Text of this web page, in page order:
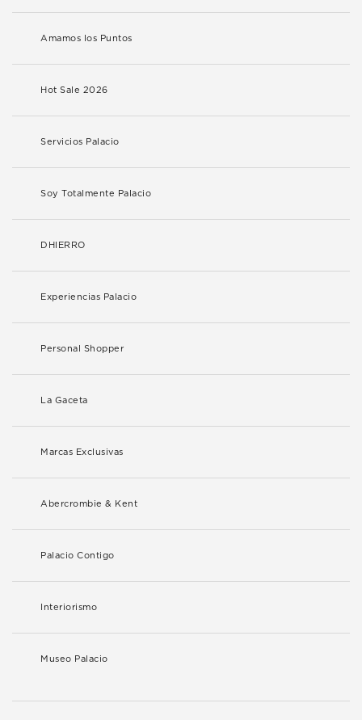
Amamos los Puntos
Hot Sale 2026
Servicios Palacio
Soy Totalmente Palacio
DHIERRO
Experiencias Palacio
Personal Shopper
La Gaceta
Marcas Exclusivas
Abercrombie & Kent
Palacio Contigo
Interiorismo
Museo Palacio